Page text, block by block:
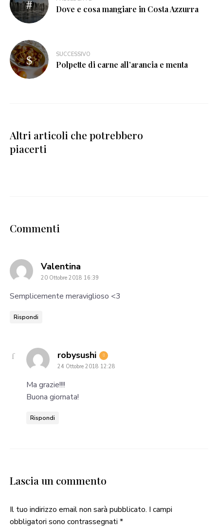
Dove e cosa mangiare in Costa Azzurra
SUCCESSIVO
Polpette di carne all’arancia e menta
Altri articoli che potrebbero
piacerti
Commenti
Valentina
20 Ottobre 2018 16:39
Semplicemente meraviglioso <3
Rispondi
robysushi says:
24 Ottobre 2018 12:28
Ma grazie!!!!
Buona giornata!
Rispondi
Lascia un commento
Il tuo indirizzo email non sarà pubblicato. I campi
obbligatori sono contrassegnati *